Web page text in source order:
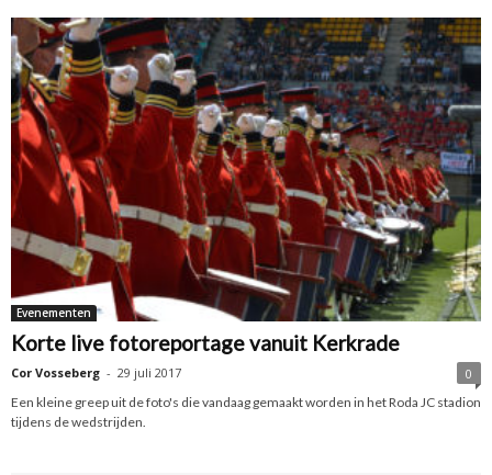
Evenementen
Korte live fotoreportage vanuit Kerkrade
Cor Vosseberg - 29 juli 2017
0
Een kleine greep uit de foto's die vandaag gemaakt worden in het Roda JC stadion
tijdens de wedstrijden.